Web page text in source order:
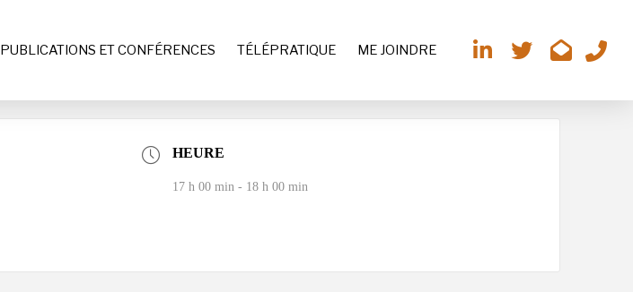
PUBLICATIONS ET CONFÉRENCES TÉLÉPRATIQUE ME JOINDRE
HEURE
17 h 00 min - 18 h 00 min